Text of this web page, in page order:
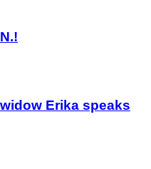
Erika speaks